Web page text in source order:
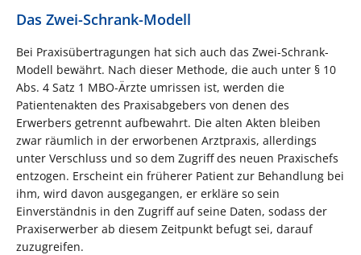
Das Zwei-Schrank-Modell
Bei Praxisübertragungen hat sich auch das Zwei-Schrank-
Modell bewährt. Nach dieser Methode, die auch unter § 10
Abs. 4 Satz 1 MBO-Ärzte umrissen ist, werden die
Patientenakten des Praxisabgebers von denen des
Erwerbers getrennt aufbewahrt. Die alten Akten bleiben
zwar räumlich in der erworbenen Arztpraxis, allerdings
unter Verschluss und so dem Zugriff des neuen Praxischefs
entzogen. Erscheint ein früherer Patient zur Behandlung bei
ihm, wird davon ausgegangen, er erkläre so sein
Einverständnis in den Zugriff auf seine Daten, sodass der
Praxiserwerber ab diesem Zeitpunkt befugt sei, darauf
zuzugreifen.